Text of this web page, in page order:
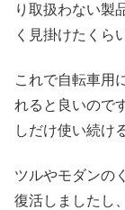
り取扱わない製
く見掛けたくら
これで自転車用
れると良いので
しだけ使い続け
ツルやモダンの
復活しましたし